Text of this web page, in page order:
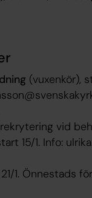
(vuxenkör),
vid
15/1. Info:
1. Önnestads